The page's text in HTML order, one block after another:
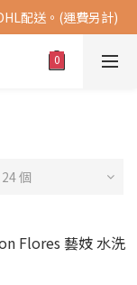
灣地區)
配送。(運費另計)
灣地區)
個